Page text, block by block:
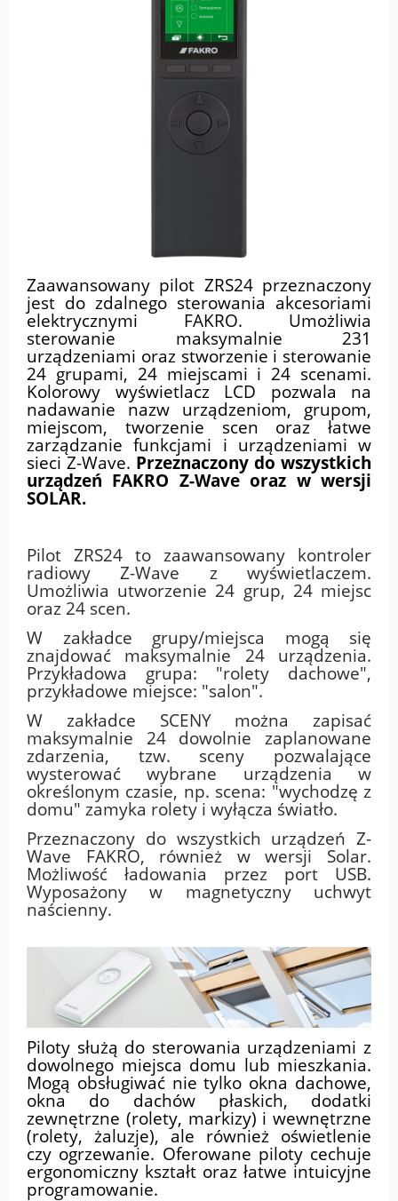
Zaawansowany pilot ZRS24 przeznaczony
jest do zdalnego sterowania akcesoriami
elektrycznymi FAKRO. Umożliwia
sterowanie maksymalnie 231
urządzeniami oraz stworzenie i sterowanie
24 grupami, 24 miejscami i 24 scenami.
Kolorowy wyświetlacz LCD pozwala na
nadawanie nazw urządzeniom, grupom,
miejscom, tworzenie scen oraz łatwe
zarządzanie funkcjami i urządzeniami w
sieci Z-Wave. Przeznaczony do wszystkich
urządzeń FAKRO Z-Wave oraz w wersji
SOLAR.
Pilot ZRS24 to zaawansowany kontroler
radiowy Z-Wave z wyświetlaczem.
Umożliwia utworzenie 24 grup, 24 miejsc
oraz 24 scen.
W zakładce grupy/miejsca mogą się
znajdować maksymalnie 24 urządzenia.
Przykładowa grupa: "rolety dachowe",
przykładowe miejsce: "salon".
W zakładce SCENY można zapisać
maksymalnie 24 dowolnie zaplanowane
zdarzenia, tzw. sceny pozwalające
wysterować wybrane urządzenia w
określonym czasie, np. scena: "wychodzę z
domu" zamyka rolety i wyłącza światło.
Przeznaczony do wszystkich urządzeń Z-
Wave FAKRO, również w wersji Solar.
Możliwość ładowania przez port USB.
Wyposażony w magnetyczny uchwyt
naścienny.
Piloty służą do sterowania urządzeniami z
dowolnego miejsca domu lub mieszkania.
Mogą obsługiwać nie tylko okna dachowe,
okna do dachów płaskich, dodatki
zewnętrzne (rolety, markizy) i wewnętrzne
(rolety, żaluzje), ale również oświetlenie
czy ogrzewanie. Oferowane piloty cechuje
ergonomiczny kształt oraz łatwe intuicyjne
programowanie.